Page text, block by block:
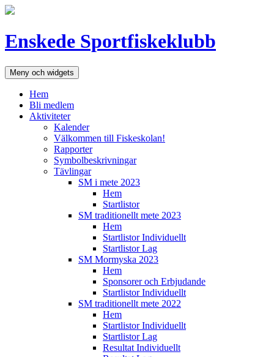
Hoppa
Enskede Sportfiskeklubb
Meny och widgets
Hem
Bli medlem
Aktiviteter
Kalender
Välkommen till Fiskeskolan!
Rapporter
Symbolbeskrivningar
Tävlingar
SM i mete 2023
Hem
Startlistor
SM traditionellt mete 2023
Hem
Startlistor Individuellt
Startlistor Lag
SM Mormyska 2023
Hem
Sponsorer och Erbjudande
Startlistor Individuellt
SM traditionellt mete 2022
Hem
Startlistor Individuellt
Startlistor Lag
Resultat Individuellt